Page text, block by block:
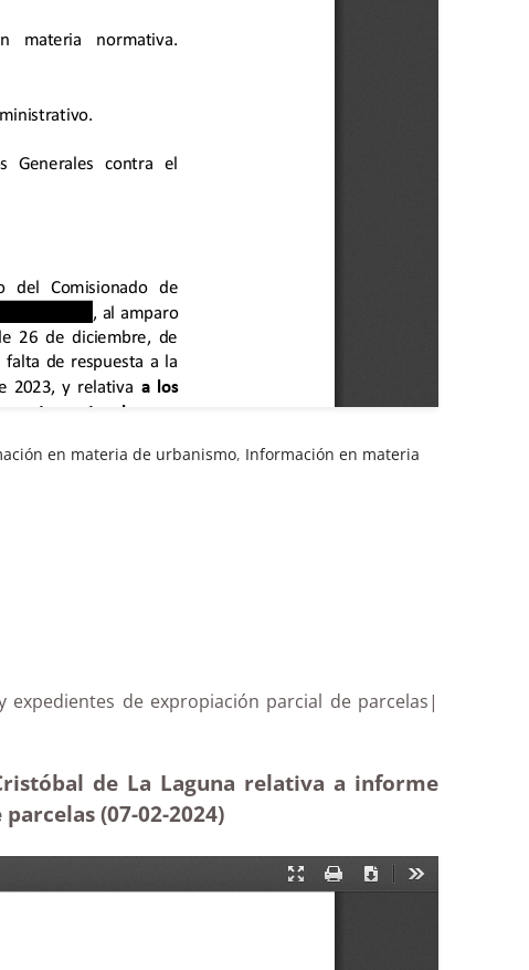
en materia de urbanismo, Información en materia
de expropiación parcial de parcelas|
de La Laguna relativa a informe
(07-02-2024)